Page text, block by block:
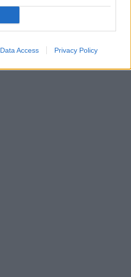
Data Access Privacy Policy